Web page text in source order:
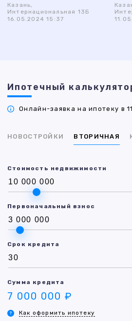
Казань,
Интернациональная 13Б
16.05.2024 15:37
Ипотечный
Онлайн-заявка на ипотеку в
НОВОСТРОЙКИ ВТОРИЧНАЯ
Стоимость недвижимости
Первоначальный взнос
Срок кредита
Сумма кредита
7 000 000 ₽
Как оформить ипотеку